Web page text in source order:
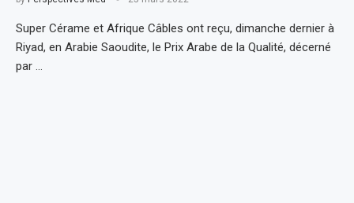
Super Cérame et Afrique Câbles ont reçu, dimanche dernier à
Riyad, en Arabie Saoudite, le Prix Arabe de la Qualité, décerné
par …